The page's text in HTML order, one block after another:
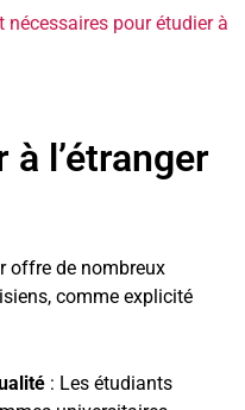
pour étudier à
l’étranger
offre de nombreux
comme explicité
: Les étudiants